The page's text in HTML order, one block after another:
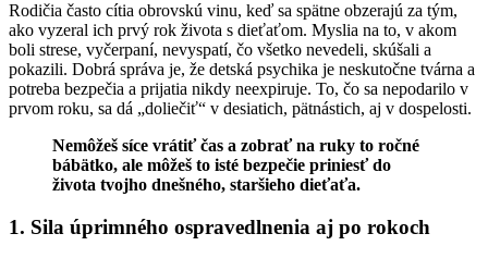
Rodičia často cítia obrovskú vinu, keď sa spätne obzerajú za tým,
ako vyzeral ich prvý rok života s dieťaťom. Myslia na to, v akom
boli strese, vyčerpaní, nevyspatí, čo všetko nevedeli, skúšali a
pokazili. Dobrá správa je, že detská psychika je neskutočne tvárna a
potreba bezpečia a prijatia nikdy neexpiruje. To, čo sa nepodarilo v
prvom roku, sa dá „doliečiť“ v desiatich, pätnástich, aj v dospelosti.
Nemôžeš síce vrátiť čas a zobrať na ruky to ročné
bábätko, ale môžeš to isté bezpečie priniesť do
života tvojho dnešného, staršieho dieťaťa.
1. Sila úprimného ospravedlnenia aj po rokoch